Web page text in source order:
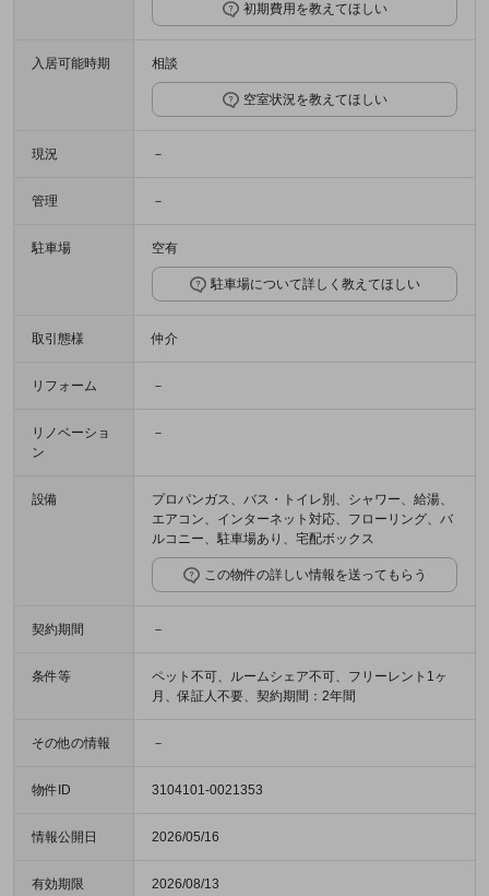
初期費用を教えてほしい
入居可能時期 相談
空室状況を教えてほしい
現況 －
管理 －
駐車場 空有
駐車場について詳しく教えてほしい
取引態様 仲介
リフォーム －
リノベーショ
ン
－
設備
プロパンガス、バス・トイレ別、シャワー、給湯、
エアコン、インターネット対応、フローリング、バ
ルコニー、駐車場あり、宅配ボックス
この物件の詳しい情報を送ってもらう
契約期間 －
条件等
ペット不可、ルームシェア不可、フリーレント1ヶ
月、保証人不要、契約期間：2年間
その他の情報 －
物件ID 3104101-0021353
情報公開日 2026/05/16
有効期限 2026/08/13